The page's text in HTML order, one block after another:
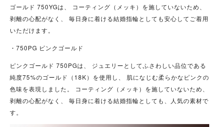
ゴールド 750YGは、 コーティング（メッキ）を施していないため、
剥離の心配がなく、 毎日身に着ける結婚指輪としても安心してご着用
いただけます。
・750PG ピンクゴールド
ピンクゴールド 750PGは、 ジュエリーとしてふさわしい品位である
純度75%のゴールド（18K）を使用し、 肌になじむ柔らかなピンクの
色味を表現しました。 コーティング（メッキ）を施していないため、
剥離の心配がなく、 毎日身に着ける結婚指輪としても、人気の素材で
す。